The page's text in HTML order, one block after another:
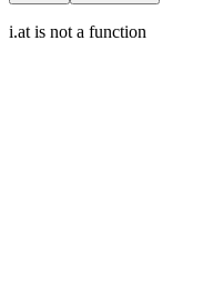
i.at is not a function